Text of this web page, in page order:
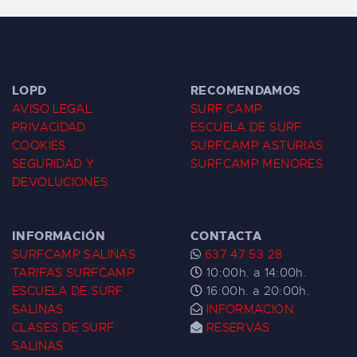
LOPD
AVISO LEGAL
PRIVACIDAD
COOKIES
SEGURIDAD Y
DEVOLUCIONES
RECOMENDAMOS
SURF CAMP
ESCUELA DE SURF
SURFCAMP ASTURIAS
SURFCAMP MENORES
INFORMACIÓN
SURFCAMP SALINAS
TARIFAS SURFCAMP
ESCUELA DE SURF
SALINAS
CLASES DE SURF
SALINAS
CONTACTA
637 47 53 28
10:00h. a 14:00h.
16:00h. a 20:00h.
INFORMACIÓN
RESERVAS